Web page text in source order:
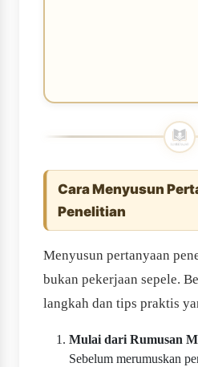
Cara Menyusun
Penelitian
Menyusun pertanyaan
bukan pekerjaan sepele.
langkah dan tips praktis
Mulai dari Rumusan
Sebelum merumuskan